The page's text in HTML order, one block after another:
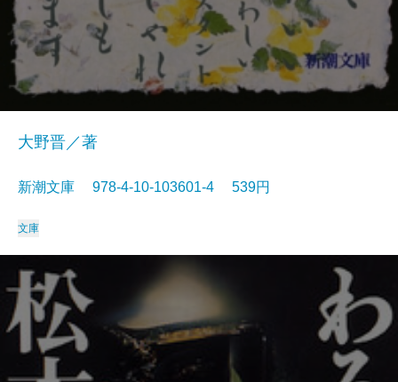
大野晋／著
新潮文庫 978-4-10-103601-4 539円
文庫